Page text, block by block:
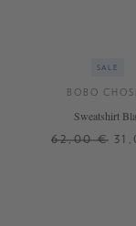
SALE
BOBO
Sweatshirt
62,00 €